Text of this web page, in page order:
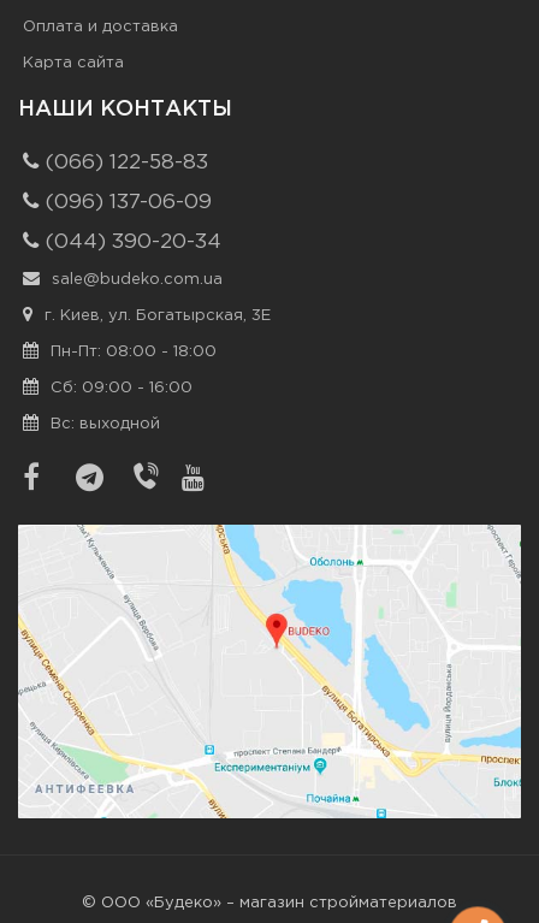
Оплата и доставка
Карта сайта
НАШИ КОНТАКТЫ
(066) 122-58-83
(096) 137-06-09
(044) 390-20-34
sale@budeko.com.ua
г. Киев, ул. Богатырская, 3Е
Пн-Пт: 08:00 - 18:00
Сб: 09:00 - 16:00
Вс: выходной
© ООО «Будеко» – магазин стройматериалов